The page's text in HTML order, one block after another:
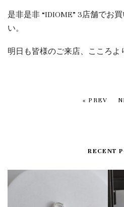
是非是非 “IDIOME” 3店舗でお
い。
明日も皆様のご来店、こころよ
« PREV
RECENT